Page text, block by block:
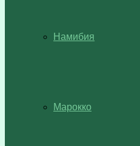
Намибия
Марокко